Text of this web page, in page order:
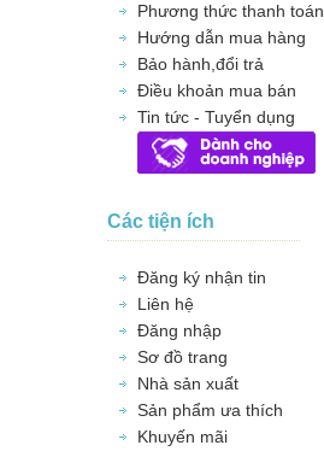
Phương thức thanh toán
Hướng dẫn mua hàng
Bảo hành,đổi trả
Điều khoản mua bán
Tin tức - Tuyển dụng
Các tiện ích
Đăng ký nhận tin
Liên hệ
Đăng nhập
Sơ đồ trang
Nhà sản xuất
Sản phẩm ưa thích
Khuyến mãi